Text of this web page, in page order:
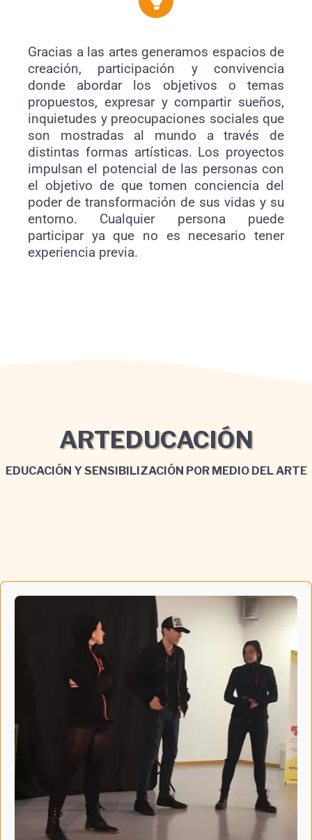
Gracias a las artes generamos espacios de
creación, participación y convivencia
donde abordar los objetivos o temas
propuestos, expresar y compartir sueños,
inquietudes y preocupaciones sociales que
son mostradas al mundo a través de
distintas formas artísticas. Los proyectos
impulsan el potencial de las personas con
el objetivo de que tomen conciencia del
poder de transformación de sus vidas y su
entorno. Cualquier persona puede
participar ya que no es necesario tener
experiencia previa.
ARTEDUCACIÓN
EDUCACIÓN Y SENSIBILIZACIÓN POR MEDIO DEL ARTE